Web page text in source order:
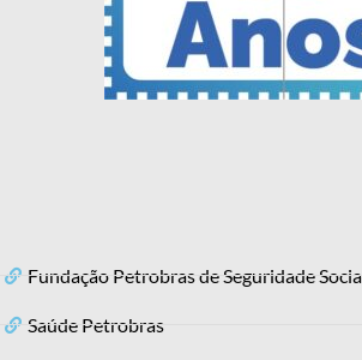
Fundação Petrobras de Seguridade
Saúde Petrobras